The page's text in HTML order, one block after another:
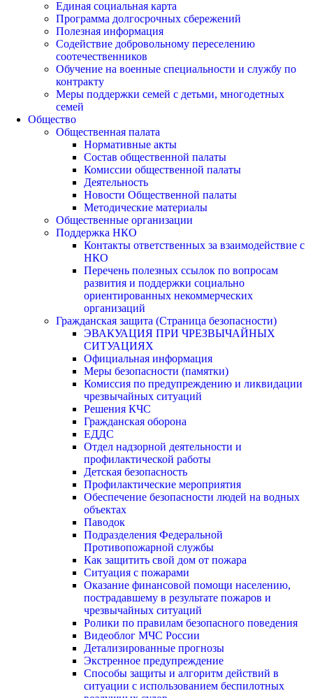
Единая социальная карта
Программа долгосрочных сбережений
Полезная информация
Содействие добровольному переселению
соотечественников
Обучение на военные специальности и службу по
контракту
Меры поддержки семей с детьми, многодетных
семей
Общество
Общественная палата
Нормативные акты
Состав общественной палаты
Комиссии общественной палаты
Деятельность
Новости Общественной палаты
Методические материалы
Общественные организации
Поддержка НКО
Контакты ответственных за взаимодействие с
НКО
Перечень полезных ссылок по вопросам
развития и поддержки социально
ориентированных некоммерческих
организаций
Гражданская защита (Страница безопасности)
ЭВАКУАЦИЯ ПРИ ЧРЕЗВЫЧАЙНЫХ
СИТУАЦИЯХ
Официальная информация
Меры безопасности (памятки)
Комиссия по предупреждению и ликвидации
чрезвычайных ситуаций
Решения КЧС
Гражданская оборона
ЕДДС
Отдел надзорной деятельности и
профилактической работы
Детская безопасность
Профилактические мероприятия
Обеспечение безопасности людей на водных
объектах
Паводок
Подразделения Федеральной
Противопожарной службы
Как защитить свой дом от пожара
Ситуация с пожарами
Оказание финансовой помощи населению,
пострадавшему в результате пожаров и
чрезвычайных ситуаций
Ролики по правилам безопасного поведения
Видеоблог МЧС России
Детализированные прогнозы
Экстренное предупреждение
Способы защиты и алгоритм действий в
ситуации с использованием беспилотных